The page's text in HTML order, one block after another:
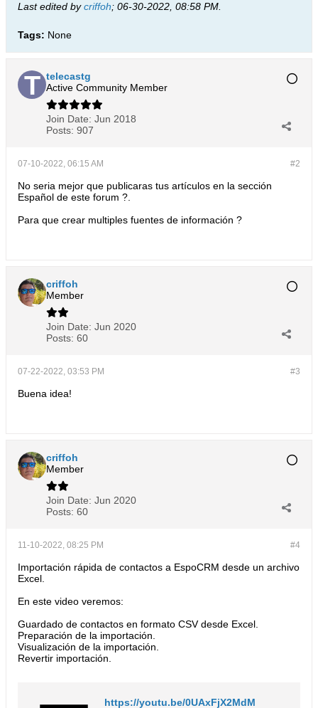
Last edited bycriffoh; 06-30-2022, 08:58 PM
Tags: None
telecastg
Active Community Member
Join Date: Jun 2018
Posts: 907
#2
07-10-2022, 06:15 AM
No seria mejor que publicaras tus artículos en la sección
Español de este forum ?.
Para que crear multiples fuentes de información ?
criffoh
Member
Join Date: Jun 2020
Posts: 60
#3
07-22-2022, 03:53 PM
Buena idea!
criffoh
Member
Join Date: Jun 2020
Posts: 60
#4
11-10-2022, 08:25 PM
Importación rápida de contactos a EspoCRM desde un archivo
Excel.
En este video veremos:
Guardado de contactos en formato CSV desde Excel.
Preparación de la importación.
Visualización de la importación.
Revertir importación.​
https://youtu.be/0UAxFjX2MdM